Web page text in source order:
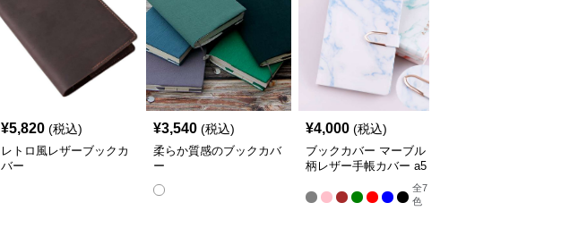
¥5,820 (税込)
レトロ風レザーブックカ
バー
¥3,540 (税込)
柔らか質感のブックカバ
ー
¥4,000 (税込)
ブックカバー マーブル
柄レザー手帳カバー a5
全7
色